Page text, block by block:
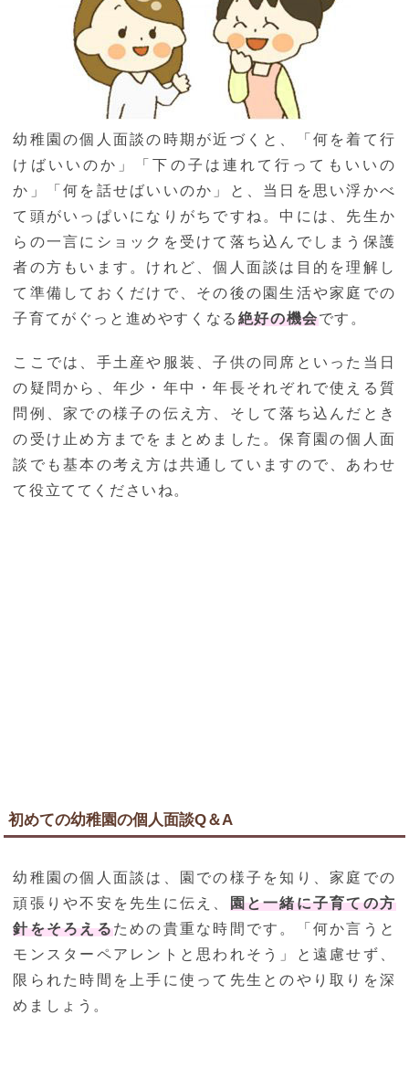
幼稚園の個人面談の時期が近づくと、「何を着て行
けばいいのか」「下の子は連れて行ってもいいの
か」「何を話せばいいのか」と、当日を思い浮かべ
て頭がいっぱいになりがちですね。中には、先生か
らの一言にショックを受けて落ち込んでしまう保護
者の方もいます。けれど、個人面談は目的を理解し
て準備しておくだけで、その後の園生活や家庭での
子育てがぐっと進めやすくなる 絶好の機会です。
ここでは、手土産や服装、子供の同席といった当日
の疑問から、年少・年中・年長それぞれで使える質
問例、家での様子の伝え方、そして落ち込んだとき
の受け止め方までをまとめました。保育園の個人面
談でも基本の考え方は共通していますので、あわせ
て役立ててくださいね。
初めての幼稚園の個人面談Q＆A
幼稚園の個人面談は、園での様子を知り、家庭での
頑張りや不安を先生に伝え、 園と一緒に子育ての方
針をそろえるための貴重な時間です。「何か言うと
モンスターペアレントと思われそう」と遠慮せず、
限られた時間を上手に使って先生とのやり取りを深
めましょう。